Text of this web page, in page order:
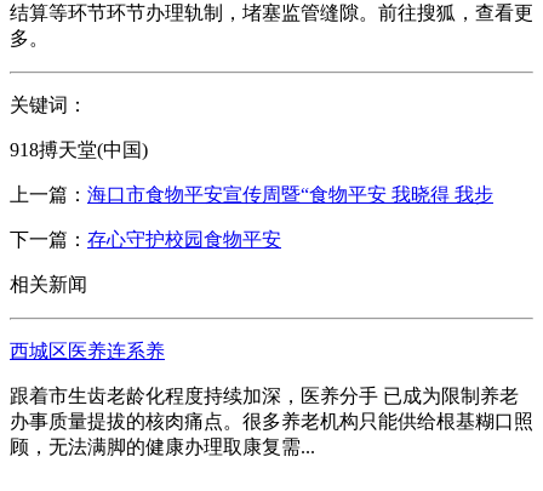
结算等环节环节办理轨制，堵塞监管缝隙。前往搜狐，查看更
多。
关键词：
918搏天堂(中国)
上一篇： 海口市食物平安宣传周暨“食物平安 我晓得 我步
下一篇： 存心守护校园食物平安
相关新闻
西城区医养连系养
跟着市生齿老龄化程度持续加深，医养分手 已成为限制养老
办事质量提拔的核肉痛点。很多养老机构只能供给根基糊口照
顾，无法满脚的健康办理取康复需...